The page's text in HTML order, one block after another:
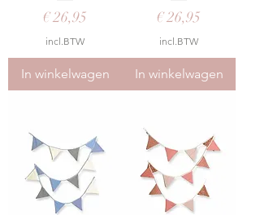
Prijs
€ 26,95
incl.BTW
In winkelwagen
Prijs
€ 26,95
incl.BTW
In winkelwagen